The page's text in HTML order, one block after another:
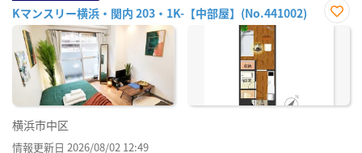
Kマンスリー横浜・関内 203・1K-【中部屋】(No.441002)
お気
横浜市中区
情報更新日 2026/08/02 12:49